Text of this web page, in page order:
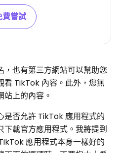
費嘗試
，也有第三方網站可以幫助您
看 ​​TikTok 內容。此外，您無
站上的內容。
是否允許 TikTok 應用程式的
下載官方應用程式。我將提到
應用程式本身一樣好的